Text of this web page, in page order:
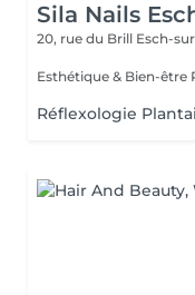
Sila Nails
20, rue du Brill Esch-
Réflexologie